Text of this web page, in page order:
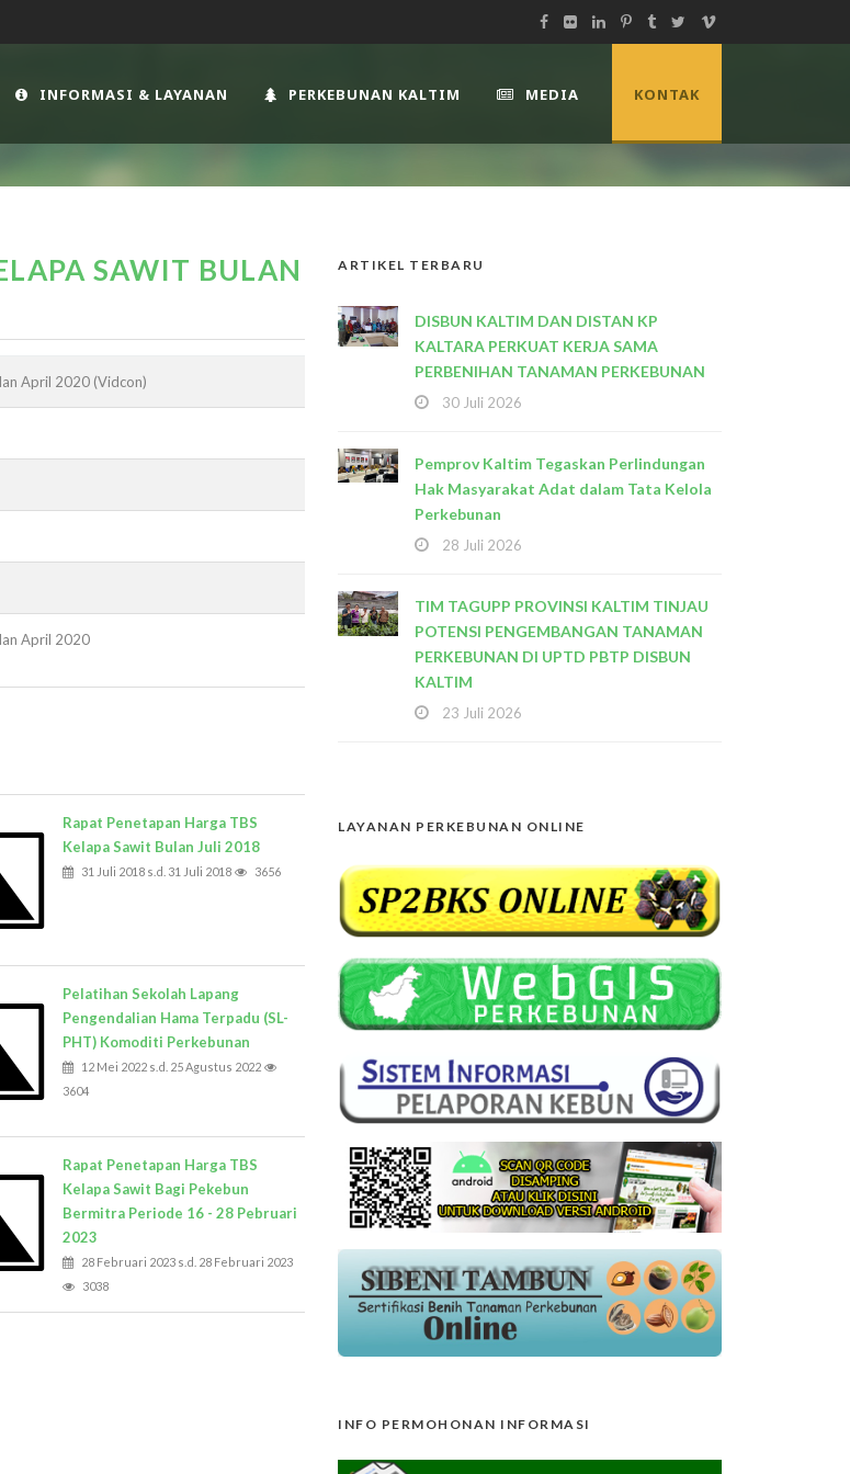
INFORMASI & LAYANAN PERKEBUNAN KALTIM MEDIA KONTAK
SAWIT BULAN
April 2020 (Vidcon)
April 2020
Rapat Penetapan Harga TBS
Kelapa Sawit Bulan Juli 2018
31 Juli 2018 s.d. 31 Juli 2018 3656
Pelatihan Sekolah Lapang
Pengendalian Hama Terpadu (SL-
PHT) Komoditi Perkebunan
12 Mei 2022 s.d. 25 Agustus 2022
3604
Rapat Penetapan Harga TBS
Kelapa Sawit Bagi Pekebun
Bermitra Periode 16 - 28 Pebruari
2023
28 Februari 2023 s.d. 28 Februari 2023
3038
ARTIKEL TERBARU
DISBUN KALTIM DAN DISTAN KP
KALTARA PERKUAT KERJA SAMA
PERBENIHAN TANAMAN PERKEBUNAN
30 Juli 2026
Pemprov Kaltim Tegaskan Perlindungan
Hak Masyarakat Adat dalam Tata Kelola
Perkebunan
28 Juli 2026
TIM TAGUPP PROVINSI KALTIM TINJAU
POTENSI PENGEMBANGAN TANAMAN
PERKEBUNAN DI UPTD PBTP DISBUN
KALTIM
23 Juli 2026
LAYANAN PERKEBUNAN ONLINE
INFO PERMOHONAN INFORMASI